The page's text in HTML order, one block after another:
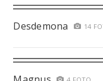
Desdemona 14